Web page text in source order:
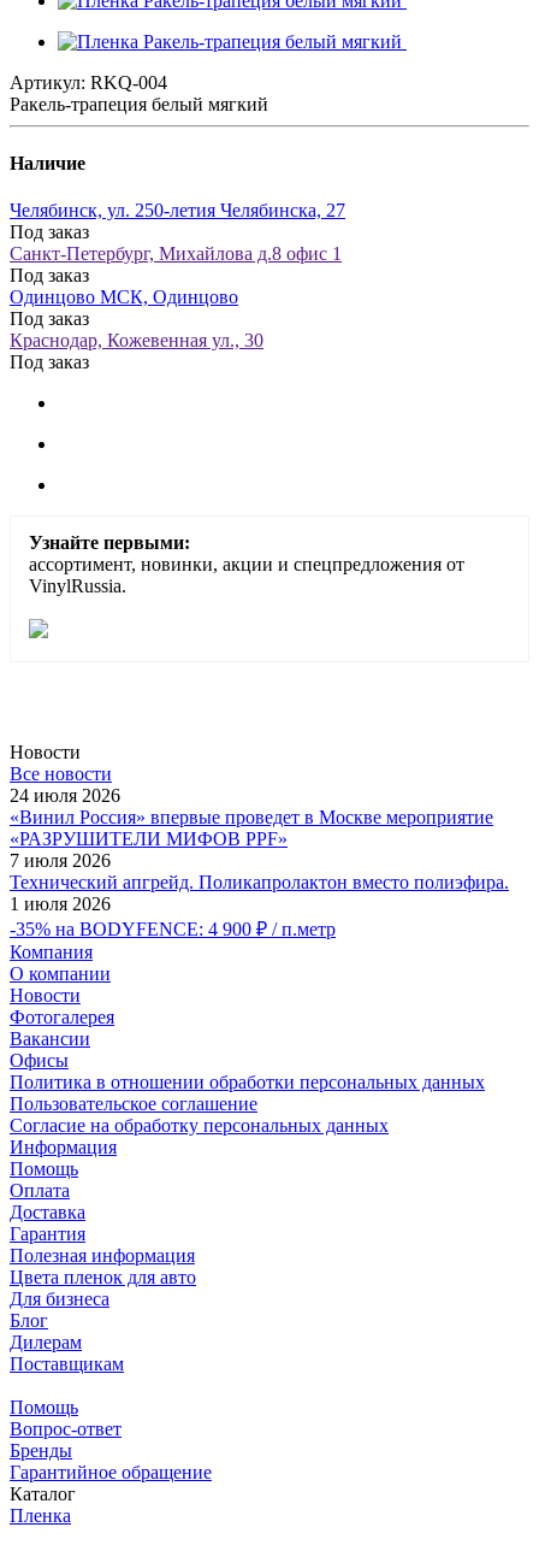
Артикул: RKQ-004
Ракель-трапеция белый мягкий
Наличие
Челябинск, ул. 250-летия Челябинска, 27
Под заказ
Санкт-Петербург, Михайлова д.8 офис 1
Под заказ
Одинцово МСК, Одинцово
Под заказ
Краснодар, Кожевенная ул., 30
Под заказ
Узнайте первыми:
ассортимент, новинки, акции и спецпредложения от
VinylRussia.
Новости
Все новости
24 июля 2026
«Винил Россия» впервые проведет в Москве мероприятие
«РАЗРУШИТЕЛИ МИФОВ PPF»
7 июля 2026
Технический апгрейд. Поликапролактон вместо полиэфира.
1 июля 2026
-35% на BODYFENCE: 4 900 ₽ / п.метр
Компания
О компании
Новости
Фотогалерея
Вакансии
Офисы
Политика в отношении обработки персональных данных
Пользовательское соглашение
Согласие на обработку персональных данных
Информация
Помощь
Оплата
Доставка
Гарантия
Полезная информация
Цвета пленок для авто
Для бизнеса
Блог
Дилерам
Поставщикам
Помощь
Вопрос-ответ
Бренды
Гарантийное обращение
Каталог
Пленка